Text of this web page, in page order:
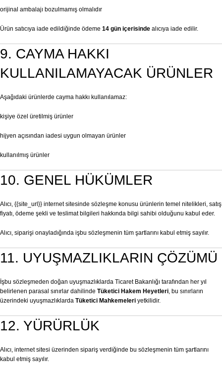
orijinal ambalajı bozulmamış olmalıdır
Ürün satıcıya iade edildiğinde ödeme 14 gün içerisinde alıcıya iade edilir.
9. CAYMA HAKKI
KULLANILAMAYACAK ÜRÜNLER
Aşağıdaki ürünlerde cayma hakkı kullanılamaz:
kişiye özel üretilmiş ürünler
hijyen açısından iadesi uygun olmayan ürünler
kullanılmış ürünler
10. GENEL HÜKÜMLER
Alıcı, {{site_url}} internet sitesinde sözleşme konusu ürünlerin temel nitelikleri, satış
fiyatı, ödeme şekli ve teslimat bilgileri hakkında bilgi sahibi olduğunu kabul eder.
Alıcı, siparişi onayladığında işbu sözleşmenin tüm şartlarını kabul etmiş sayılır.
11. UYUŞMAZLIKLARIN ÇÖZÜMÜ
İşbu sözleşmeden doğan uyuşmazlıklarda Ticaret Bakanlığı tarafından her yıl
belirlenen parasal sınırlar dahilinde Tüketici Hakem Heyetleri, bu sınırların
üzerindeki uyuşmazlıklarda Tüketici Mahkemeleri yetkilidir.
12. YÜRÜRLÜK
Alıcı, internet sitesi üzerinden sipariş verdiğinde bu sözleşmenin tüm şartlarını
kabul etmiş sayılır.